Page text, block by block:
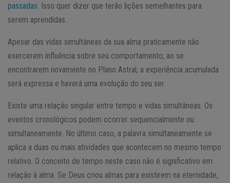
passadas . Isso quer dizer que terão lições semelhantes para
serem aprendidas.
Apesar das vidas simultâneas da sua alma praticamente não
exercerem influência sobre seu comportamento, ao se
encontrarem novamente no Plano Astral, a experiência acumulada
será expressa e haverá uma evolução do seu ser.
Existe uma relação singular entre tempo e vidas simultâneas. Os
eventos cronológicos podem ocorrer sequencialmente ou
simultaneamente. No último caso, a palavra simultaneamente se
aplica a duas ou mais atividades que acontecem no mesmo tempo
relativo. O conceito de tempo neste caso não é significativo em
relação à alma. Se Deus criou almas para existirem na eternidade,